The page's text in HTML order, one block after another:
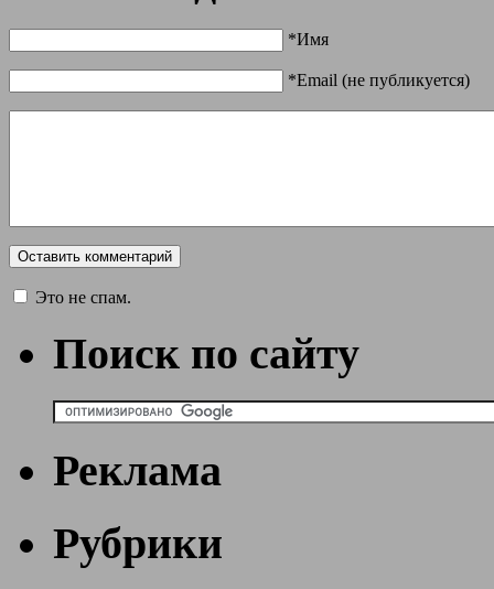
*Имя
*Email (не публикуется)
Это не спам.
Поиск по сайту
Реклама
Рубрики